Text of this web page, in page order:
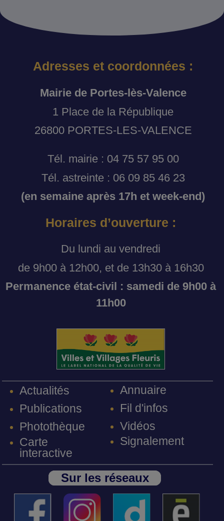
Adresses et coordonnées :
Mairie de Portes-lès-Valence
1 Place de la République
26800 PORTES-LES-VALENCE
Tél. mairie : 04 75 57 95 00
Tél. astreinte : 06 09 85 46 23
(en semaine après 17h et week-end)
Horaires d’ouverture :
Du lundi au vendredi
de 9h00 à 12h00, et de 13h30 à 16h30
Permanence état-civil : samedi de 9h00 à
11h00
Actualités
Publications
Photothèque
Carte
interactive
Annuaire
Fil d'infos
Vidéos
Signalement
Sur les réseaux